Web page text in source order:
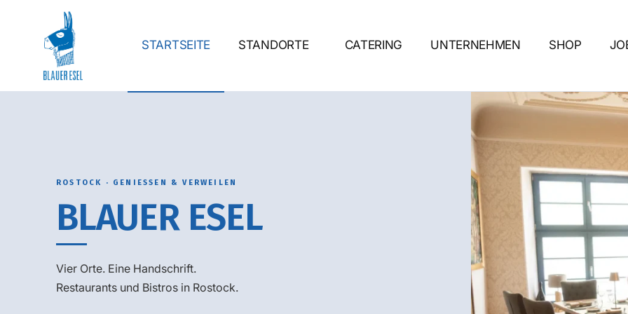
STARTSEITE STANDORTE CATERING UNTERNEHMEN SHOP
ROSTOCK · GENIESSEN & VERWEILEN
BLAUER ESEL
Vier Orte. Eine Handschrift.
Restaurants und Bistros in Rostock.